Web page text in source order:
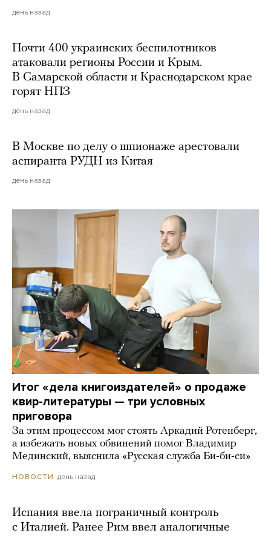
день назад
Почти 400 украинских беспилотников
атаковали регионы России и Крым.
В Самарской области и Краснодарском крае
горят НПЗ
день назад
В Москве по делу о шпионаже арестовали
аспиранта РУДН из Китая
день назад
Итог «дела книгоиздателей» о продаже
квир-литературы — три условных
приговора
За этим процессом мог стоять Аркадий Ротенберг,
а избежать новых обвинений помог Владимир
Мединский, выяснила «Русская служба Би-би-си»
НОВОСТИ день назад
Испания ввела пограничный контроль
с Италией. Ранее Рим ввел аналогичные